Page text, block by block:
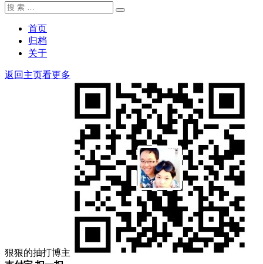
搜
搜
首页
归档
关于
返回主页看更多
狠狠的抽打博主